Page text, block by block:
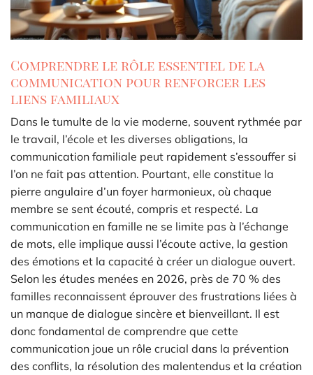
Comprendre le rôle essentiel de la
communication pour renforcer les
liens familiaux
Dans le tumulte de la vie moderne, souvent rythmée par
le travail, l’école et les diverses obligations, la
communication familiale peut rapidement s’essouffer si
l’on ne fait pas attention. Pourtant, elle constitue la
pierre angulaire d’un foyer harmonieux, où chaque
membre se sent écouté, compris et respecté. La
communication en famille ne se limite pas à l’échange
de mots, elle implique aussi l’écoute active, la gestion
des émotions et la capacité à créer un dialogue ouvert.
Selon les études menées en 2026, près de 70 % des
familles reconnaissent éprouver des frustrations liées à
un manque de dialogue sincère et bienveillant. Il est
donc fondamental de comprendre que cette
communication joue un rôle crucial dans la prévention
des conflits, la résolution des malentendus et la création